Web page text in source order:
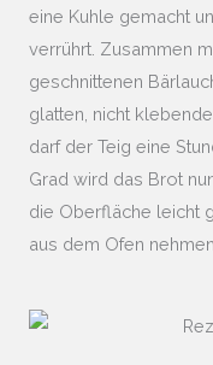
eine Kuhle gemacht
verrührt. Zusammen
geschnittenen
glatten, nicht
darf der Teig eine
Grad wird das Brot
die Oberfläche leicht
aus dem Ofen nehmen.